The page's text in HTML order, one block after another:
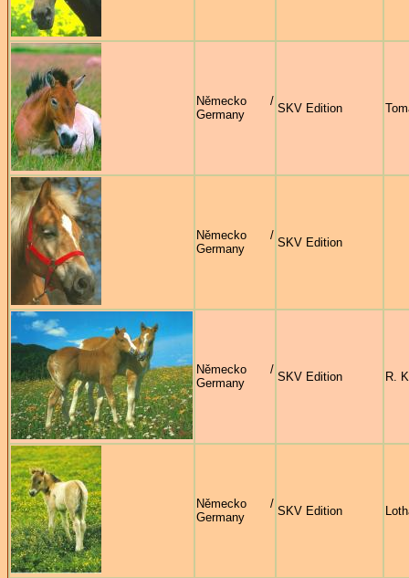
Německo /
Germany
SKV Edition
Německo /
Germany
SKV Edition
Německo /
Germany
SKV Edition R.
Německo /
Germany
SKV Edition